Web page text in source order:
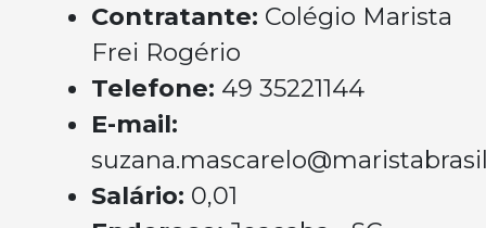
Contratante: Colégio Marista
Frei Rogério
Telefone: 49 35221144
E-mail:
Salário: 0,01